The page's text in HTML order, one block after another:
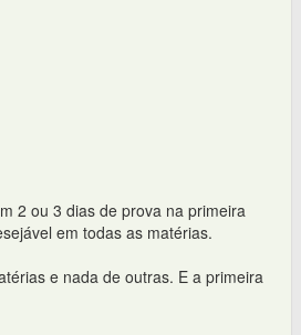
2 ou 3 dias de prova na primeira
em todas as matérias.
e nada de outras. E a primeira